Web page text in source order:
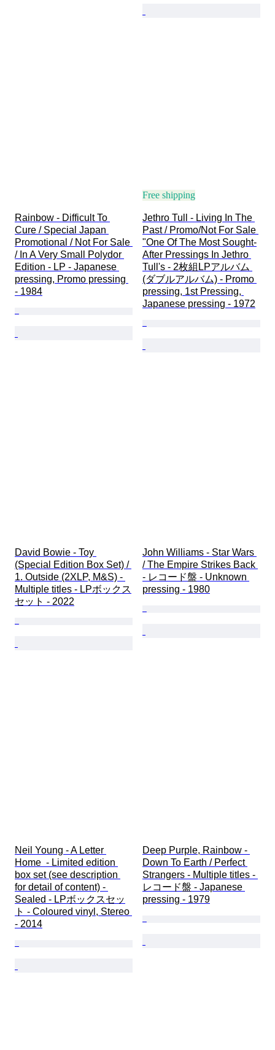
Rainbow - Difficult To
Cure / Special Japan
Promotional / Not For Sale
/ In A Very Small Polydor
Edition - LP - Japanese
pressing, Promo pressing
- 1984
Free shipping
Jethro Tull - Living In The
Past / Promo/Not For Sale
"One Of The Most Sought-
After Pressings In Jethro
Tull's - 2枚組LPアルバム
(ダブルアルバム) - Promo
pressing, 1st Pressing,
Japanese pressing - 1972
David Bowie - Toy
(Special Edition Box Set) /
1. Outside (2XLP, M&S) -
Multiple titles - LPボックス
セット - 2022
John Williams - Star Wars
/ The Empire Strikes Back
- レコード盤 - Unknown
pressing - 1980
Neil Young - A Letter
Home  - Limited edition
box set (see description
for detail of content) -
Sealed - LPボックスセッ
ト - Coloured vinyl, Stereo
- 2014
Deep Purple, Rainbow -
Down To Earth / Perfect
Strangers - Multiple titles -
レコード盤 - Japanese
pressing - 1979